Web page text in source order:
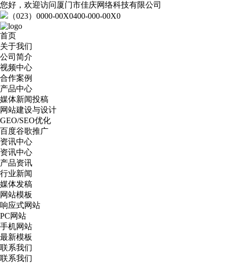
您好，欢迎访问厦门市佳庆网络科技有限公司
（023）0000-00X0400-000-00X0
首页
关于我们
公司简介
视频中心
合作案例
产品中心
媒体新闻投稿
网站建设与设计
GEO/SEO优化
百度谷歌推广
资讯中心
资讯中心
产品资讯
行业新闻
媒体发稿
网站模板
响应式网站
PC网站
手机网站
最新模板
联系我们
联系我们